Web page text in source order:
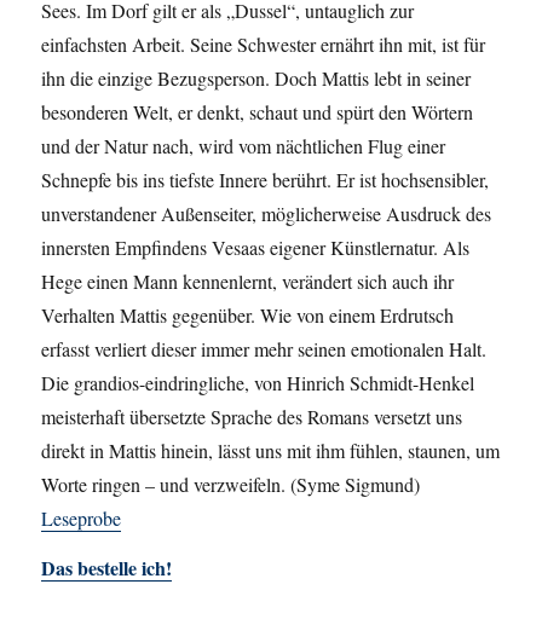
Sees. Im Dorf gilt er als „Dussel“, untauglich zur
einfachsten Arbeit. Seine Schwester ernährt ihn mit, ist für
ihn die einzige Bezugsperson. Doch Mattis lebt in seiner
besonderen Welt, er denkt, schaut und spürt den Wörtern
und der Natur nach, wird vom nächtlichen Flug einer
Schnepfe bis ins tiefste Innere berührt. Er ist hochsensibler,
unverstandener Außenseiter, möglicherweise Ausdruck des
innersten Empfindens Vesaas eigener Künstlernatur. Als
Hege einen Mann kennenlernt, verändert sich auch ihr
Verhalten Mattis gegenüber. Wie von einem Erdrutsch
erfasst verliert dieser immer mehr seinen emotionalen Halt.
Die grandios-eindringliche, von Hinrich Schmidt-Henkel
meisterhaft übersetzte Sprache des Romans versetzt uns
direkt in Mattis hinein, lässt uns mit ihm fühlen, staunen, um
Worte ringen – und verzweifeln. (Syme Sigmund)
Leseprobe
Das bestelle ich!